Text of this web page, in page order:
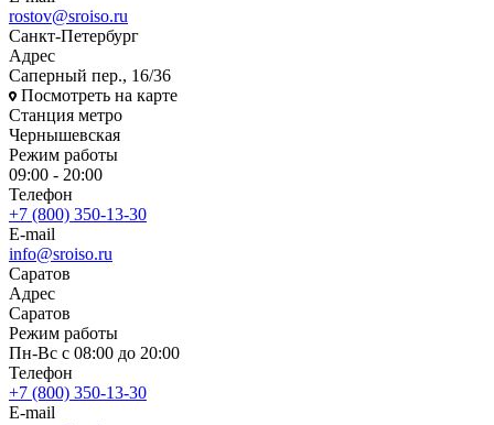
rostov@sroiso.ru
Санкт-Петербург
Адрес
Саперный пер., 16/36
Посмотреть на карте
Станция метро
Чернышевская
Режим работы
09:00 - 20:00
Телефон
+7 (800) 350-13-30
E-mail
info@sroiso.ru
Саратов
Адрес
Саратов
Режим работы
Пн-Вс с 08:00 до 20:00
Телефон
+7 (800) 350-13-30
E-mail